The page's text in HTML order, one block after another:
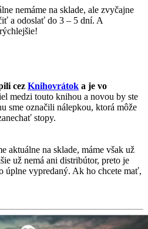
nemáme na sklade, ale zvyčajne
a odoslať do 3 – 5 dní. A
cez Knihovrátok a je vo
medzi touto knihou a novou by ste
sme označili nálepkou, ktorá môže
stopy.
aktuálne na sklade, máme však už
už nemá ani distribútor, preto je
úplne vypredaný. Ak ho chcete mať,